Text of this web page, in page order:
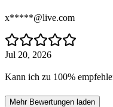
x*****@live.com
Jul 20, 2026
Kann ich zu 100%
Mehr Bewertungen laden